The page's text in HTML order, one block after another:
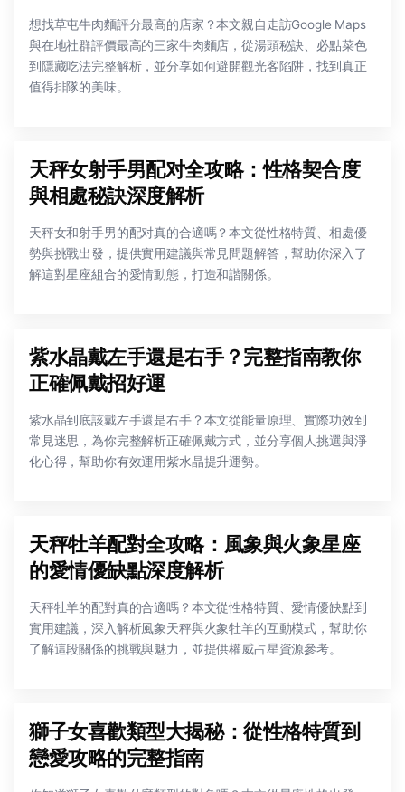
想找草屯牛肉麵評分最高的店家？本文親自走訪Google Maps
與在地社群評價最高的三家牛肉麵店，從湯頭秘訣、必點菜色
到隱藏吃法完整解析，並分享如何避開觀光客陷阱，找到真正
值得排隊的美味。
天秤女射手男配对全攻略：性格契合度
與相處秘訣深度解析
天秤女和射手男的配对真的合適嗎？本文從性格特質、相處優
勢與挑戰出發，提供實用建議與常見問題解答，幫助你深入了
解這對星座組合的愛情動態，打造和諧關係。
紫水晶戴左手還是右手？完整指南教你
正確佩戴招好運
紫水晶到底該戴左手還是右手？本文從能量原理、實際功效到
常見迷思，為你完整解析正確佩戴方式，並分享個人挑選與淨
化心得，幫助你有效運用紫水晶提升運勢。
天秤牡羊配對全攻略：風象與火象星座
的愛情優缺點深度解析
天秤牡羊的配對真的合適嗎？本文從性格特質、愛情優缺點到
實用建議，深入解析風象天秤與火象牡羊的互動模式，幫助你
了解這段關係的挑戰與魅力，並提供權威占星資源參考。
獅子女喜歡類型大揭秘：從性格特質到
戀愛攻略的完整指南